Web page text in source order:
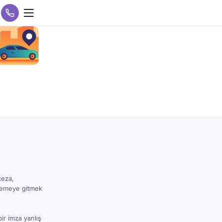
gitmek
imza yanlış